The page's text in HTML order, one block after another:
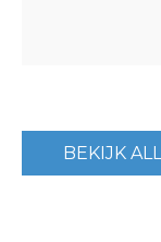
BEKIJK